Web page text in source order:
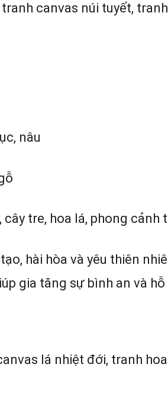
canvas núi tuyết,
nâu
tre, hoa lá, phong cảnh
hài hòa và yêu thiên
gia tăng sự bình an và
lá nhiệt đới, tranh